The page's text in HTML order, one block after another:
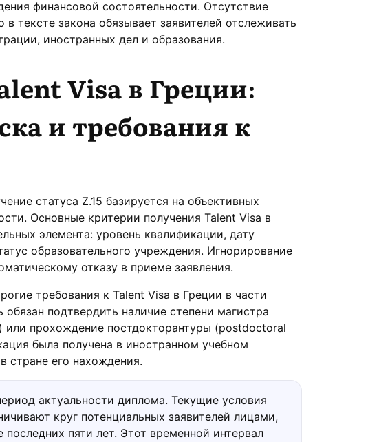
финансовой состоятельности. Отсутствие
тексте закона обязывает заявителей отслеживать
иностранных дел и образования.
Visa в Греции:
и требования к
статуса Z.15 базируется на объективных
Основные критерии получения Talent Visa в
элемента: уровень квалификации, дату
образовательного учреждения. Игнорирование
отказу в приеме заявления.
требования к Talent Visa в Греции в части
обязан подтвердить наличие степени магистра
или прохождение постдокторантуры (postdoctoral
была получена в иностранном учебном
стране его нахождения.
актуальности диплома. Текущие условия
круг потенциальных заявителей лицами,
пяти лет. Этот временной интервал